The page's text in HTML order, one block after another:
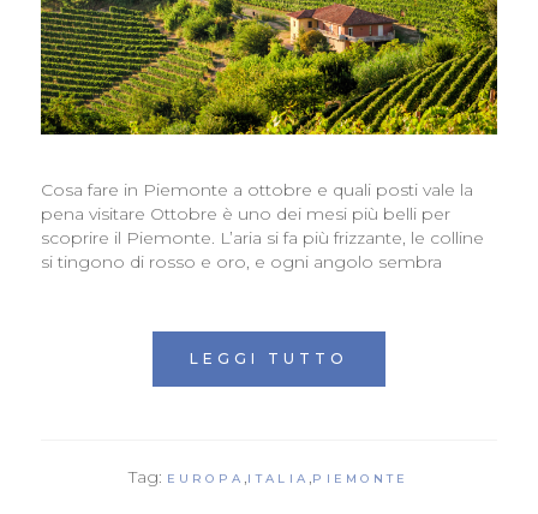
Cosa fare in Piemonte a ottobre e quali posti vale la
pena visitare Ottobre è uno dei mesi più belli per
scoprire il Piemonte. L’aria si fa più frizzante, le colline
si tingono di rosso e oro, e ogni angolo sembra
LEGGI TUTTO
Tag: EUROPA ,ITALIA ,PIEMONTE